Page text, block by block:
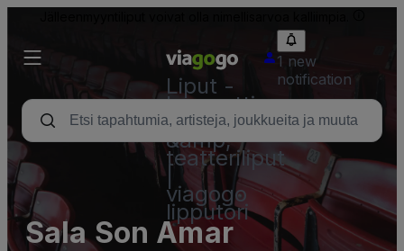
Liput -
konsertti,
urheilu
&amp;
teatteriliput
viagogo
lipputori
1 new
notification
Sala Son Amar